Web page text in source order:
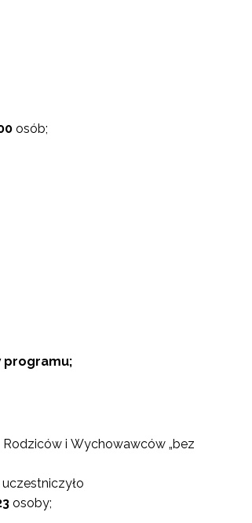
osób;
programu;
i Wychowawców „bez
osoby;